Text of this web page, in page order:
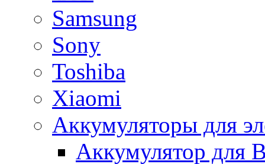
Samsung
Sony
Toshiba
Xiaomi
Аккумуляторы для
Аккумулятор для